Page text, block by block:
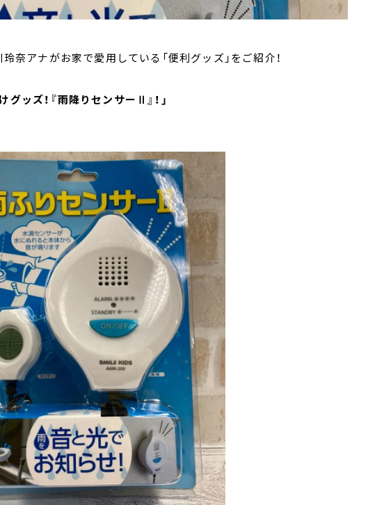
奈アナがお家で愛用している「便利グッズ」をご紹介！
ッズ！『雨降りセンサーⅡ』！」